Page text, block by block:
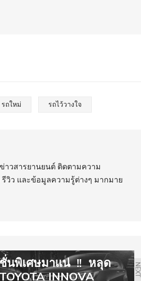
รถใหม่ รถไว้วางใจ
าวสารยานยนต์ ติดตามความ
วิว และข้อมูลความรู้ต่างๆ มากมาย
NEXT
ชั่นพิเศษมาแน่ !! หลุด
TOYOTA INNOVA